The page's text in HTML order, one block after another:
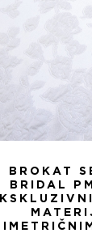
BROKAT
BRIDAL